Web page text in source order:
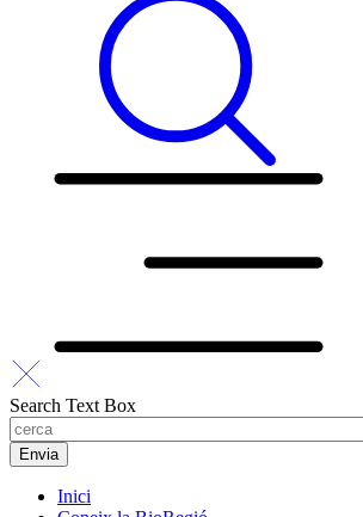
Search Text Box
Inici